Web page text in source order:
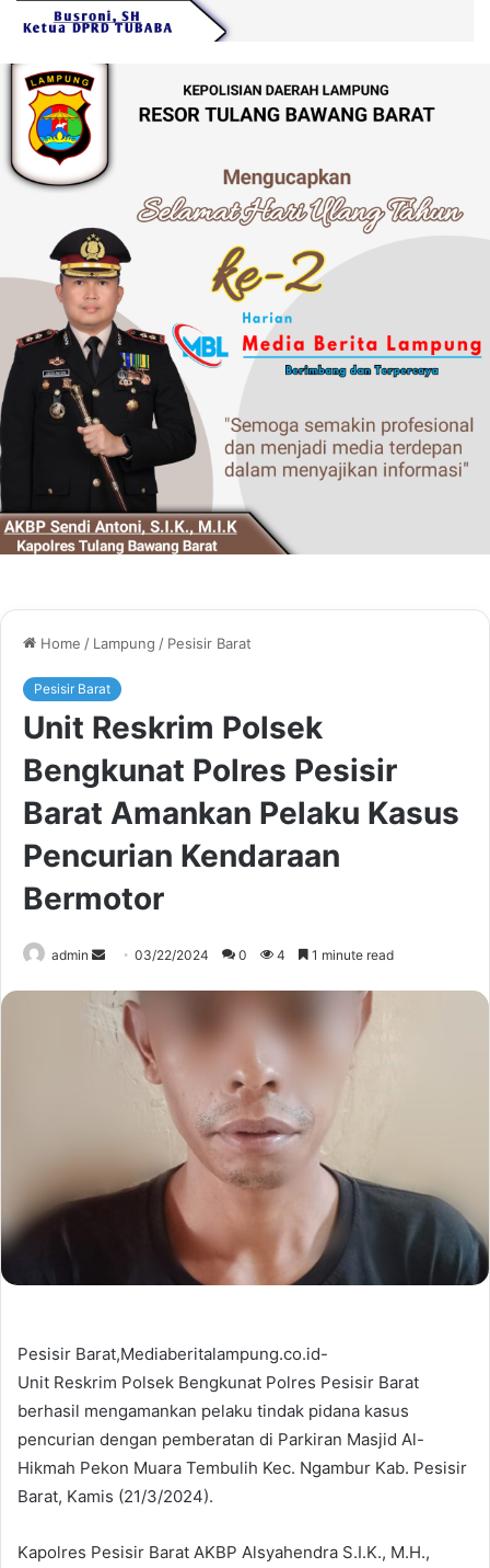
Home / Lampung / Pesisir Barat
Pesisir Barat
Unit Reskrim Polsek
Bengkunat Polres Pesisir
Barat Amankan Pelaku Kasus
Pencurian Kendaraan
Bermotor
admin
Send
email
03/22/2024 0 4 1 minute read
Pesisir Barat,Mediaberitalampung.co.id-
Unit Reskrim Polsek Bengkunat Polres Pesisir Barat
berhasil mengamankan pelaku tindak pidana kasus
pencurian dengan pemberatan di Parkiran Masjid Al-
Hikmah Pekon Muara Tembulih Kec. Ngambur Kab. Pesisir
Barat, Kamis (21/3/2024).
Kapolres Pesisir Barat AKBP Alsyahendra S.I.K., M.H.,